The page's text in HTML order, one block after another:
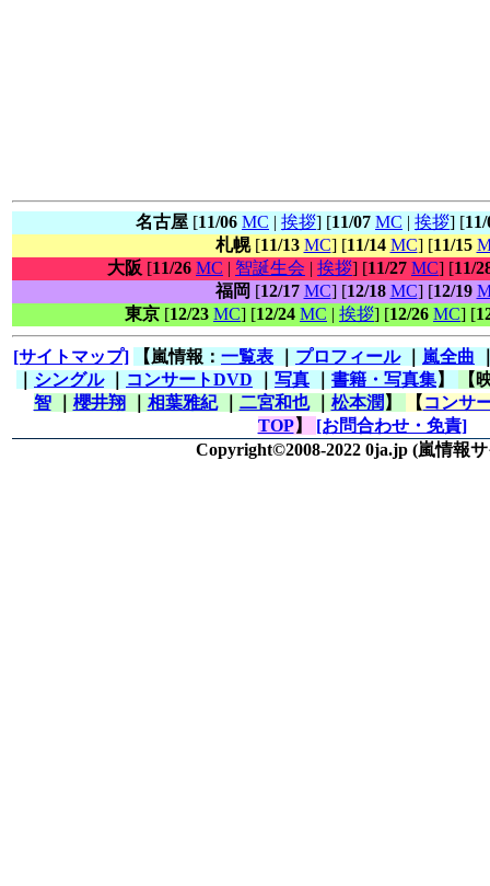
名古屋 [11/06 MC | 挨拶] [11/07 MC | 挨拶] [
札幌[11/13 MC] [11/14 MC] [11/15
大阪 [11/26 MC | 智誕生会 | 挨拶] [11/27 MC] [11/
福岡 [12/17 MC] [12/18 MC] [12/19
東京 [12/23 MC] [12/24 MC | 挨拶] [12/26 MC] [
[サイトマップ] 【嵐情報： 一覧表 プロフィール｜ 嵐全曲
シングル｜ コンサートDVD 写真 書籍・写真集】
【
智｜ 櫻井翔 相葉雅紀｜ 二宮和也｜ 松本潤 】 【 コンサ
TOP】 [お問合わせ・免責]
Copyright©2008-2022 0ja.jp (嵐情報